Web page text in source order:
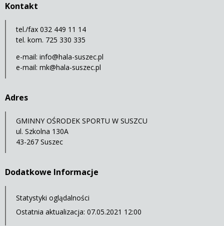
Kontakt
tel./fax 032 449 11 14
tel. kom. 725 330 335
e-mail: info@hala-suszec.pl
e-mail: mk@hala-suszec.pl
Adres
GMINNY OŚRODEK SPORTU W SUSZCU
ul. Szkolna 130A
43-267 Suszec
Dodatkowe Informacje
Statystyki oglądalności
Ostatnia aktualizacja: 07.05.2021 12:00